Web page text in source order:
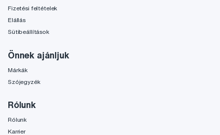
Fizetési feltételek
Elállás
Sütibeállítások
Önnek ajánljuk
Márkák
Szójegyzék
Rólunk
Rólunk
Karrier